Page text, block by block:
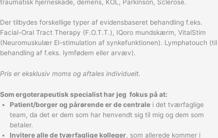
traumatisk hjerneskade, demens, KOL, Parkinson, Sclerose.
Der tilbydes forskellige typer af evidensbaseret behandling f.eks.
Facial-Oral Tract Therapy (F.O.T.T.), IQoro mundskærm, VitalStim
(Neuromuskulær El-stimulation af synkefunktionen). Lymphatouch (til
behandling af f.eks. lymfødem eller arvæv).
Pris er eksklusiv moms og aftales individuelt.
Som ergoterapeutisk specialist har jeg fokus på at:
Patient/borger og pårørende er de centrale i det tværfaglige
team, da det er dem som har henvendt sig til mig og dem som
betaler.
Invitere alle de tværfaglige kolleger, som allerede kommer i